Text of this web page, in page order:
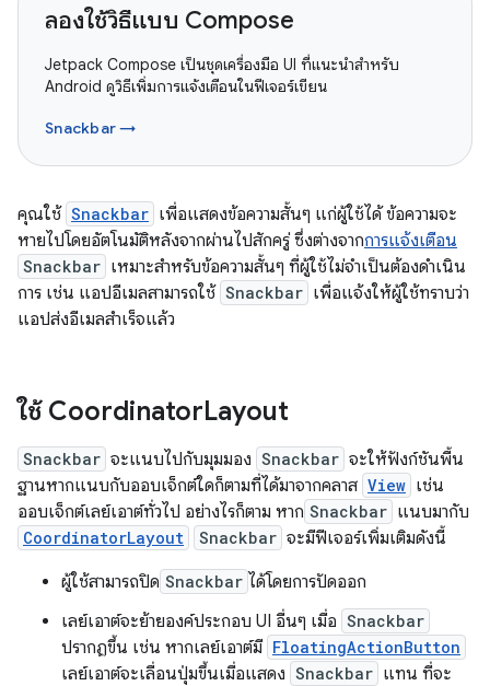
ลองใช้วิธีแบบ Compose
Jetpack Compose เป็นชุดเครื่องมือ UI ที่แนะนำสำหรับ
Android ดูวิธีเพิ่มการแจ้งเตือนในฟีเจอร์เขียน
Snackbar →
คุณใช้ Snackbar เพื่อแสดงข้อความสั้นๆ แก่ผู้ใช้ได้ ข้อความจะ
หายไปโดยอัตโนมัติหลังจากผ่านไปสักครู่ ซึ่งต่างจากการแจ้งเตือน
Snackbar เหมาะสำหรับข้อความสั้นๆ ที่ผู้ใช้ไม่จำเป็นต้องดำเนิน
การ เช่น แอปอีเมลสามารถใช้ Snackbar เพื่อแจ้งให้ผู้ใช้ทราบว่า
แอปส่งอีเมลสำเร็จแล้ว
ใช้ CoordinatorLayout
Snackbar จะแนบไปกับมุมมอง Snackbar จะให้ฟังก์ชันพื้น
ฐานหากแนบกับออบเจ็กต์ใดก็ตามที่ได้มาจากคลาส View เช่น
ออบเจ็กต์เลย์เอาต์ทั่วไป อย่างไรก็ตาม หาก Snackbar แนบมากับ
CoordinatorLayout Snackbar จะมีฟีเจอร์เพิ่มเติมดังนี้
ผู้ใช้สามารถปิด Snackbar ได้โดยการปัดออก
เลย์เอาต์จะย้ายองค์ประกอบ UI อื่นๆ เมื่อ Snackbar
ปรากฏขึ้น เช่น หากเลย์เอาต์มี FloatingActionButton
เลย์เอาต์จะเลื่อนปุ่มขึ้นเมื่อแสดง Snackbar แทน ที่จะ